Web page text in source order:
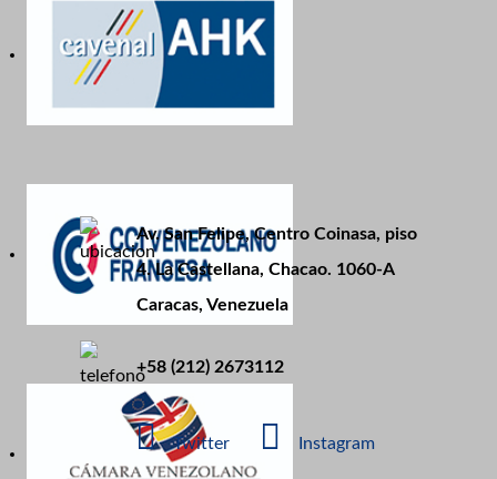
Av. San Felipe, Centro Coinasa, piso
4. La Castellana, Chacao. 1060-A
Caracas, Venezuela
+58 (212) 2673112
Twitter Instagram